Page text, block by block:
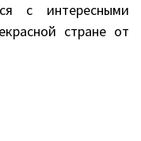
с интересными
стране от